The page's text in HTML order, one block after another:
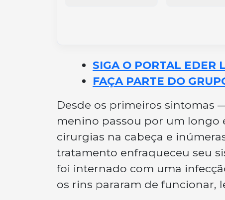
SIGA O PORTAL EDER
FAÇA PARTE DO
Desde os primeiros sintomas
menino passou por um longo
cirurgias na cabeça e
tratamento enfraqueceu seu
foi internado com uma
os rins pararam de funcionar,